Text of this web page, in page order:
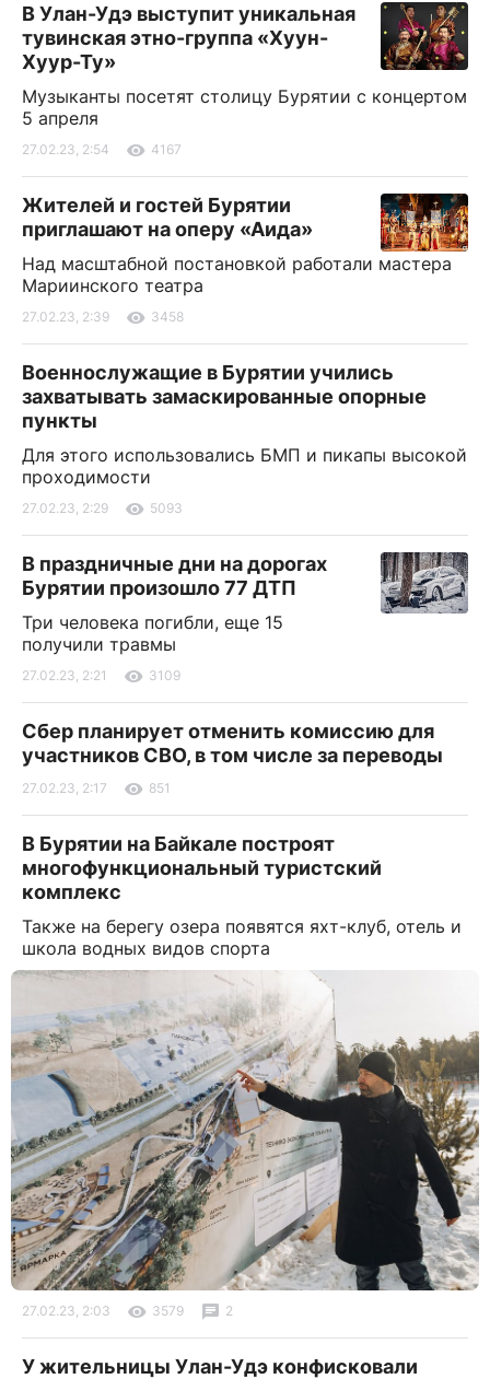
В Улан-Удэ выступит уникальная
тувинская этно-группа «Хуун-
Хуур-Ту»
Музыканты посетят столицу Бурятии с концертом
5 апреля
27.02.23, 2:54 4167
Жителей и гостей Бурятии
приглашают на оперу «Аида»
Над масштабной постановкой работали мастера
Мариинского театра
27.02.23, 2:39 3458
Военнослужащие в Бурятии учились
захватывать замаскированные опорные
пункты
Для этого использовались БМП и пикапы высокой
проходимости
27.02.23, 2:29 5093
В праздничные дни на дорогах
Бурятии произошло 77 ДТП
Три человека погибли, еще 15
получили травмы
27.02.23, 2:21 3109
Сбер планирует отменить комиссию для
участников СВО, в том числе за переводы
27.02.23, 2:17 851
В Бурятии на Байкале построят
многофункциональный туристский
комплекс
Также на берегу озера появятся яхт-клуб, отель и
школа водных видов спорта
27.02.23, 2:03 3579 2
У жительницы Улан-Удэ конфисковали